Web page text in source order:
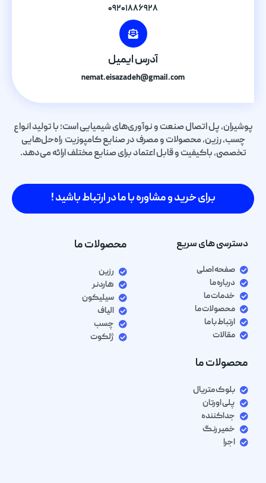
۰۹۲۰۱۸۸۶۹۲۸
آدرس ایمیل
nemat.eisazadeh@gmail.com
پوشیران، پل اتصال صنعت و نوآوری‌های شیمیایی است؛ با تولید انواع
چسب، رزین، محصولات و مصرف در صنایع کامپوزیت راه‌حل‌هایی
تخصصی، باکیفیت و قابل اعتماد برای صنایع مختلف ارائه می‌دهد.
برای خرید و مشاوره با ما در ارتباط باشید !
دسترسی های سریع
صفحه اصلی
درباره ما
خدمات ما
محصولات ما
ارتباط با ما
مقالات
محصولات ما
رزین
هاردنر
سیلیکون
الیاف
چسب
ژلکوت
محصولات ما
بلوک متریال
پلی اورتان
جداکننده
خمیر رنگ
اجرا